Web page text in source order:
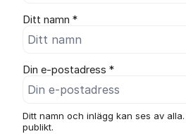
Ditt namn *
Din e-postadress *
Ditt namn och inlägg kan ses av
publikt.